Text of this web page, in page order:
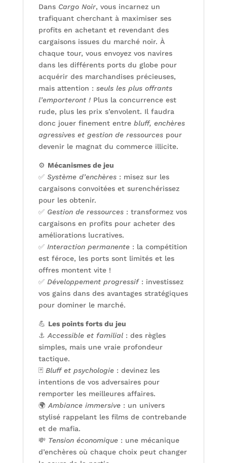
Dans Cargo Noir, vous incarnez un
trafiquant cherchant à maximiser ses
profits en achetant et revendant des
cargaisons issues du marché noir. À
chaque tour, vous envoyez vos navires
dans les différents ports du globe pour
acquérir des marchandises précieuses,
mais attention : seuls les plus offrants
l’emporteront !Plus la concurrence est
rude, plus les prix s’envolent. Il faudra
donc jouer finement entre bluff, enchères
agressives et gestion de ressourcespour
devenir le magnat du commerce illicite.
⚙️ Mécanismes de jeu
✅ Système d’enchères: misez sur les
cargaisons convoitées et surenchérissez
pour les obtenir.
✅ Gestion de ressources: transformez vos
cargaisons en profits pour acheter des
améliorations lucratives.
✅ Interaction permanente: la compétition
est féroce, les ports sont limités et les
offres montent vite !
✅ Développement progressif: investissez
vos gains dans des avantages stratégiques
pour dominer le marché.
💪 Les points forts du jeu
⚓ Accessible et familial: des règles
simples, mais une vraie profondeur
tactique.
🃏 Bluff et psychologie: devinez les
intentions de vos adversaires pour
remporter les meilleures affaires.
🌍 Ambiance immersive: un univers
stylisé rappelant les films de contrebande
et de mafia.
💸 Tension économique: une mécanique
d’enchères où chaque choix peut changer